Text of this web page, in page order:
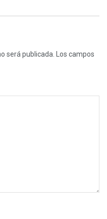
será publicada.
Los campos